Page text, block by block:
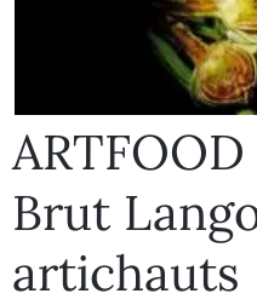
Brut
artichauts